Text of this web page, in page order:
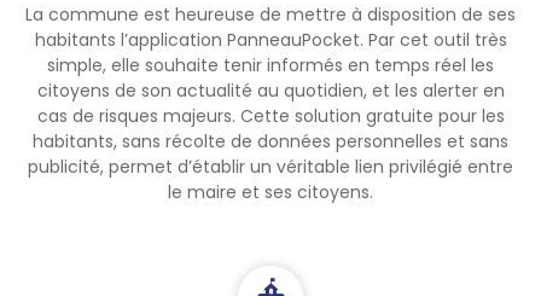
La commune est heureuse de mettre à disposition de ses
habitants l’application PanneauPocket. Par cet outil très
simple, elle souhaite tenir informés en temps réel les
citoyens de son actualité au quotidien, et les alerter en
cas de risques majeurs. Cette solution gratuite pour les
habitants, sans récolte de données personnelles et sans
publicité, permet d’établir un véritable lien privilégié entre
le maire et ses citoyens.
🚫 Lavage des véhicules à
domicile interdit.
🚫 Nettoyage des façades,
terrasses et autres surfaces
extérieures interdit (hors
exceptions prévues par la
💦 Le respect de ces